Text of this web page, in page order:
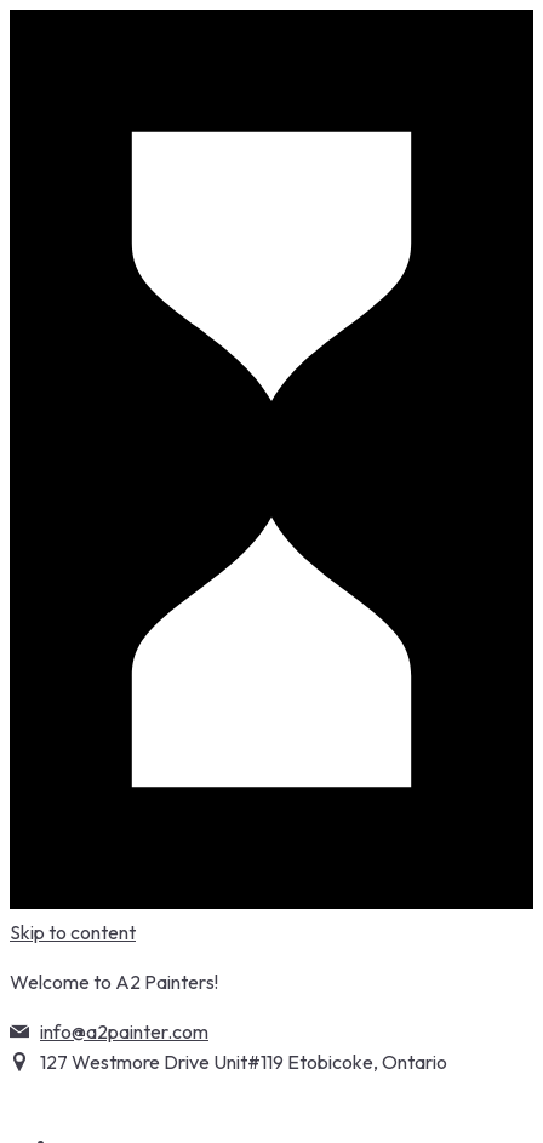
Skip to content
Welcome to A2 Painters!
info@a2painter.com
127 Westmore Drive Unit#119 Etobicoke, Ontario